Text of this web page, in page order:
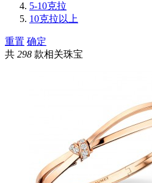
5-10克拉
10克拉以上
重置 确定
共 298 款相关珠宝